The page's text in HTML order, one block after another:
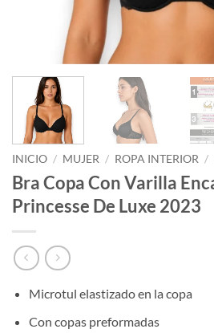
INICIO / MUJER / ROPA INTERIOR /
Bra Copa Con Varilla
Princesse De Luxe 2023
Microtul elastizado en la copa
Con copas preformadas